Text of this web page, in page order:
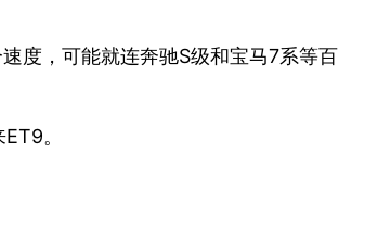
度，可能就连奔驰S级和宝马7系等百
。